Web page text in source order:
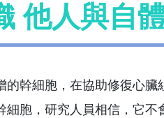
他人與自
的幹細胞，在協助修復心
細胞，研究人員相信，它